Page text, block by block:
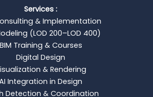
Services :
& Implementation
(LOD 200–LOD 400)
BIM Training & Courses
Digital Design
& Rendering
Integration in Design
Detection & Coordination